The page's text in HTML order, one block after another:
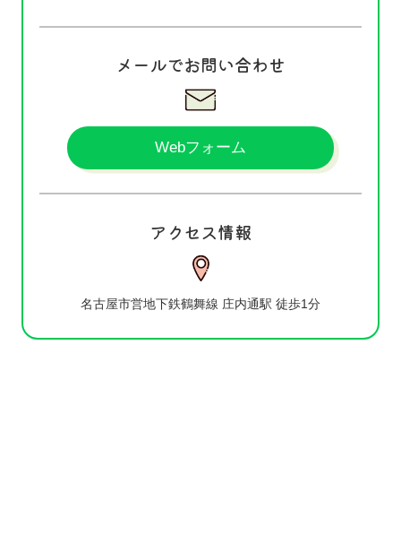
メールでお問い合わせ
Webフォーム
アクセス情報
名古屋市営地下鉄鶴舞線 庄内通駅 徒歩1分